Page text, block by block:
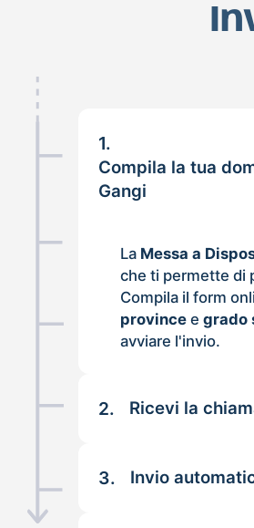
1.
Compila la tua
Gangi
La Messa a
che ti permette di
Compila il form
province egrado
avviare l'invio.
2. Ricevi la
3. Invio